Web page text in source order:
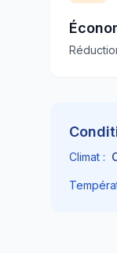
Climat :